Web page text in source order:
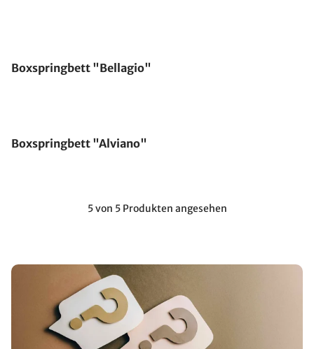
Boxspringbett "Bellagio"
Boxspringbett "Alviano"
5 von 5 Produkten angesehen